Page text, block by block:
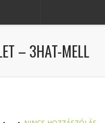
– 3HAT-MELL